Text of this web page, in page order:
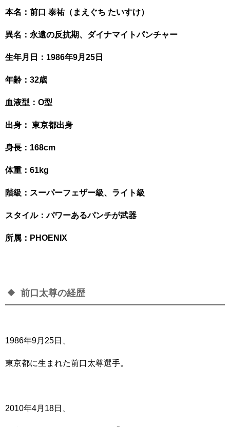
本名：前口 泰祐（まえぐち たいすけ）
異名：永遠の反抗期、 ダイナマイトパンチャー
生年月日：1986年9月25日
年齢：32歳
血液型：O型
出身： 東京都出身
身長：168cm
体重：61kg
階級：スーパーフェザー級、 ライト級
スタイル：パワーあるパンチが武器
所属：PHOENIX
前口太尊の経歴
1986年9月25日、
東京都に生まれた前口太尊選手。
2010年4月18日、